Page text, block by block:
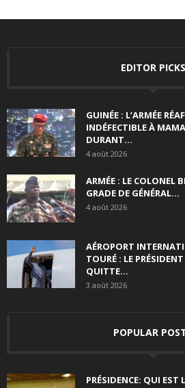
EDITOR PICKS
GUINÉE : L’ARMÉE
INDÉFECTIBLE À
DURANT...
4 août 2026
ARMÉE : LE COLONEL
GRADE DE GÉNÉRAL...
4 août 2026
AÉROPORT
TOURÉ : LE
QUITTE...
3 août 2026
POPULAR
PRÉSIDENCE: QUI